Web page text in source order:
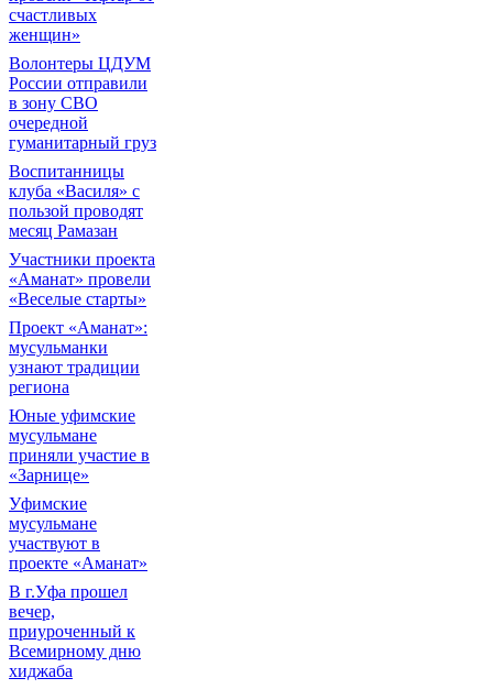
счастливых
женщин»
Волонтеры ЦДУМ
России отправили
в зону СВО
очередной
гуманитарный груз
Воспитанницы
клуба «Василя» с
пользой проводят
месяц Рамазан
Участники проекта
«Аманат» провели
«Веселые старты»
Проект «Аманат»:
мусульманки
узнают традиции
региона
Юные уфимские
мусульмане
приняли участие в
«Зарнице»
Уфимские
мусульмане
участвуют в
проекте «Аманат»
В г.Уфа прошел
вечер,
приуроченный к
Всемирному дню
хиджаба